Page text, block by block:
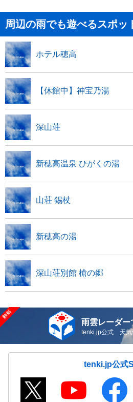
周辺の雨でも遊べるスポッ
ホテル穂高
【休館中】神宝乃湯
深山荘
新穂高温泉 ひがくの湯
山荘 錫杖
新穂高の湯
深山荘別館 槍の郷
雨雲レーダー
tenki.jp公式 天気
tenki.jp公式